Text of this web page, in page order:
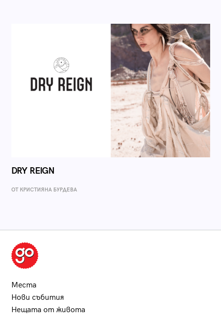
DRY REIGN
ОТ КРИСТИЯНА БУРДЕВА
Места
Нови събития
Нещата от живота